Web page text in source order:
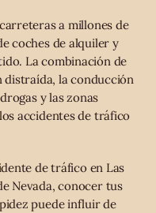
a millones de
coches de alquiler y
La combinación de
la conducción
y las zonas
accidentes de tráfico
de tráfico en Las
Nevada, conocer tus
puede influir de